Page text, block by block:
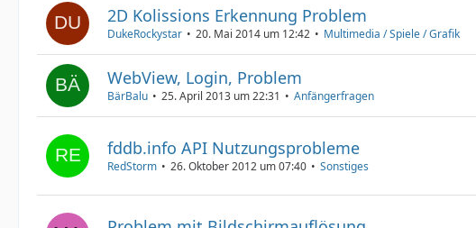
2D Kolissions Erkennung Problem
DukeRockystar 20. Mai 2014 um 12:42 Multimedia / Spiele / Grafik
WebView, Login, Problem
BärBalu 25. April 2013 um 22:31 Anfängerfragen
fddb.info API Nutzungsprobleme
RedStorm 26. Oktober 2012 um 07:40 Sonstiges